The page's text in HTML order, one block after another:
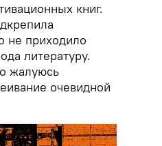
книг.
не приходило
литературу.
жалуюсь
очевидной